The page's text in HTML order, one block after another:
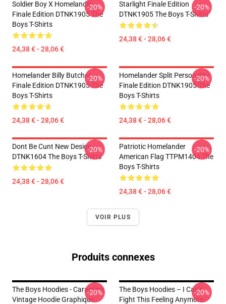
Soldier Boy X Homelander
Finale Edition DTNK1905 The
Boys T-Shirts
24,38 € - 28,06 €
-20%
Starlight Finale Edition
DTNK1905 The Boys T-Shirts
24,38 € - 28,06 €
-20%
Homelander Billy Butcher
Finale Edition DTNK1905 The
Boys T-Shirts
24,38 € - 28,06 €
-20%
Homelander Split Personality
Finale Edition DTNK1905 The
Boys T-Shirts
24,38 € - 28,06 €
-20%
Dont Be Cunt New Design
DTNK1604 The Boys T-Shirts
24,38 € - 28,06 €
-20%
Patriotic Homelander
American Flag TTPM1404 The
Boys T-Shirts
24,38 € - 28,06 €
-20%
VOIR PLUS
Produits connexes
The Boys Hoodies - Caractère
Vintage Hoodie Graphique
-20%
The Boys Hoodies – I Can’t
Fight This Feeling Anymore
-20%